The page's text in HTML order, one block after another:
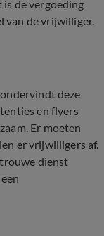
de vergoeding
van de vrijwilliger.
deze
en flyers
Er moeten
er vrijwilligers af.
dienst